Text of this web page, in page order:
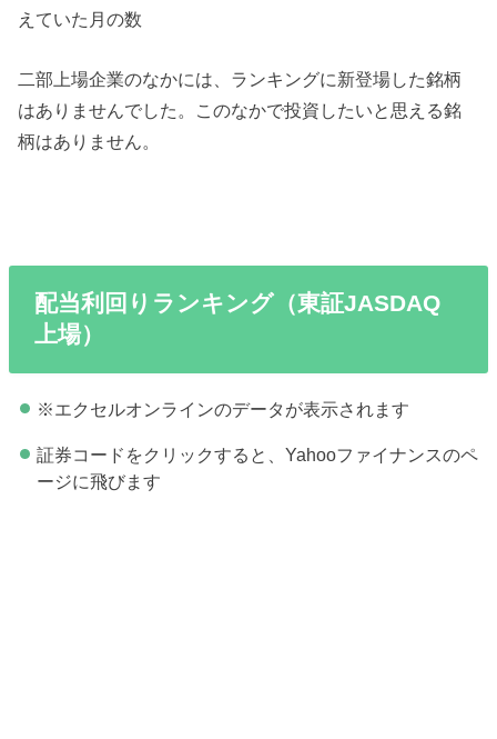
えていた月の数
二部上場企業のなかには、ランキングに新登場した銘柄
はありませんでした。このなかで投資したいと思える銘
柄はありません。
配当利回りランキング（東証JASDAQ
上場）
※エクセルオンラインのデータが表示されます
証券コードをクリックすると、Yahooファイナンスのペ
ージに飛びます